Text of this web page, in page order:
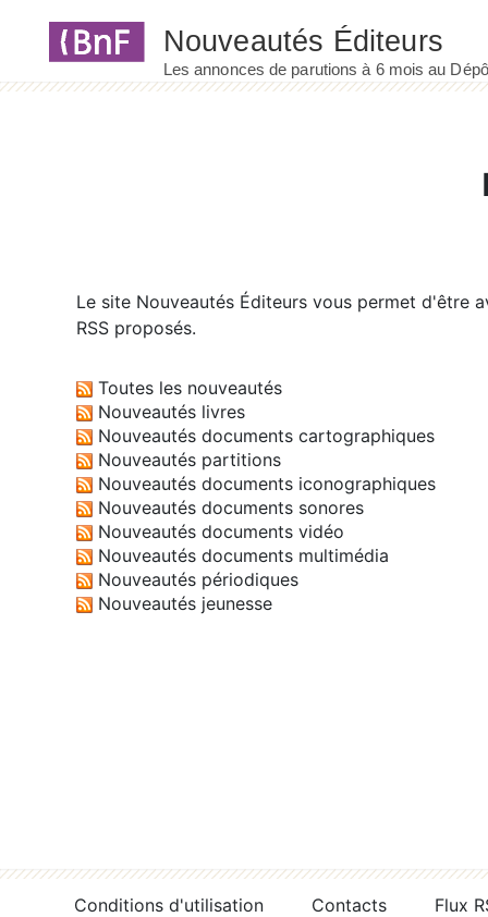
Le site Nouveautés Éditeurs vous permet d'être
RSS proposés.
Toutes les nouveautés
Nouveautés livres
Nouveautés documents cartographiques
Nouveautés partitions
Nouveautés documents iconographiques
Nouveautés documents sonores
Nouveautés documents vidéo
Nouveautés documents multimédia
Nouveautés périodiques
Nouveautés jeunesse
Conditions d'utilisation Contacts
Flux